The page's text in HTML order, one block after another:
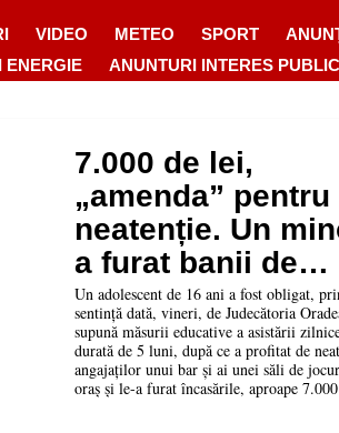
VIDEO METEO SPORT
ENERGIE
ANUNTURI INTERES PUBLIC
7.000 de lei,
„amenda” pentru
neatenție. Un
a furat banii de
încasări dintr-un
și o sală de jocuri
din Oradea
Un adolescent de 16 ani a fost obligat,
sentință dată, vineri, de Judecătoria
supună măsurii educative a asistării
durată de 5 luni, după ce a profitat de
angajaților unui bar și ai unei săli de
oraș și le-a furat încasările, aproape